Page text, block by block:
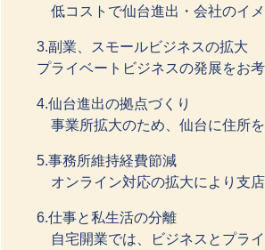
低コストで仙台進出・会社のイメ
3.副業、スモールビジネスの拡大
プライベートビジネスの発展をお考
4.仙台進出の拠点づくり
事業所拡大のため、仙台に住所
5.事務所維持経費節減
オンライン対応の拡大により支
6.仕事と私生活の分離
自宅開業では、ビジネスとプラ